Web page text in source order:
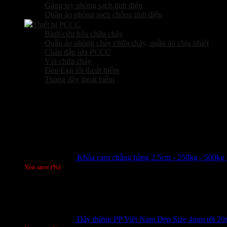
Găng tay phòng sạch tĩnh điện
Quần áo phòng sạch chống tĩnh điện
Thiết bị PCCC
Bình cứu hỏa chữa cháy
Quần áo phòng cháy chữa cháy, quần áo chịu nhiệt
Chăn dập lửa PCCC
Vòi chữa cháy
Đèn Exit lối thoát hiểm
Thang dây thoát hiểm
Khóa cam chằng hàng 2.5cm - 250kg - 500kg
You save (%)
Dây thừng PP Việt Nam Đẹp Size 4mm tới